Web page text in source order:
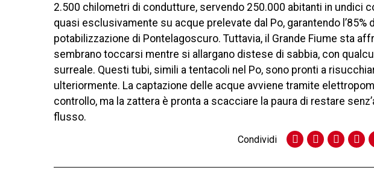
2.500 chilometri di condutture, servendo 250.000 abitanti in undici
quasi esclusivamente su acque prelevate dal Po, garantendo
potabilizzazione di Pontelagoscuro. Tuttavia, il Grande Fiume sta
sembrano toccarsi mentre si allargano distese di sabbia, con
surreale. Questi tubi, simili a tentacoli nel Po, sono pronti a
ulteriormente. La captazione delle acque avviene tramite
controllo, ma la zattera è pronta a scacciare la paura di restare
flusso.
Condividi